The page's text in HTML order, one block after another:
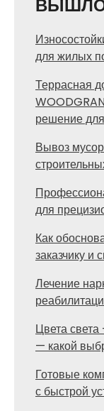
для жилых
Террасная
решение
Вывоз
для
Как
заказчику и
Лечение
Цвета
— какой
Готовые
с быстрой